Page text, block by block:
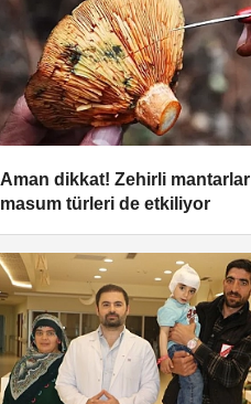
Aman dikkat! Zehirli mantarlar
masum türleri de etkiliyor